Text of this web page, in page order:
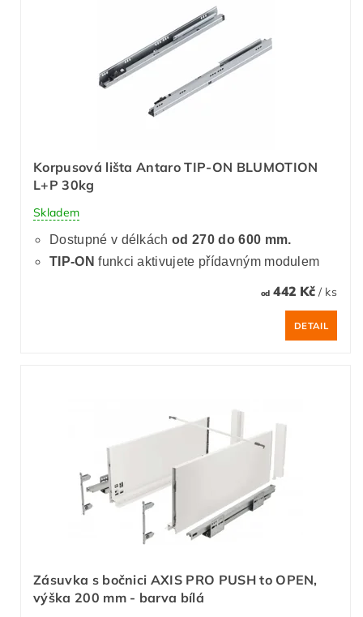
Korpusová lišta Antaro TIP-ON BLUMOTION
L+P 30kg
Skladem
Dostupné v délkách od 270 do 600 mm.
TIP-ONfunkci aktivujete přídavným modulem
od442 Kč / ks
DETAIL
Zásuvka s bočnici AXIS PRO PUSH to OPEN,
výška 200 mm - barva bílá